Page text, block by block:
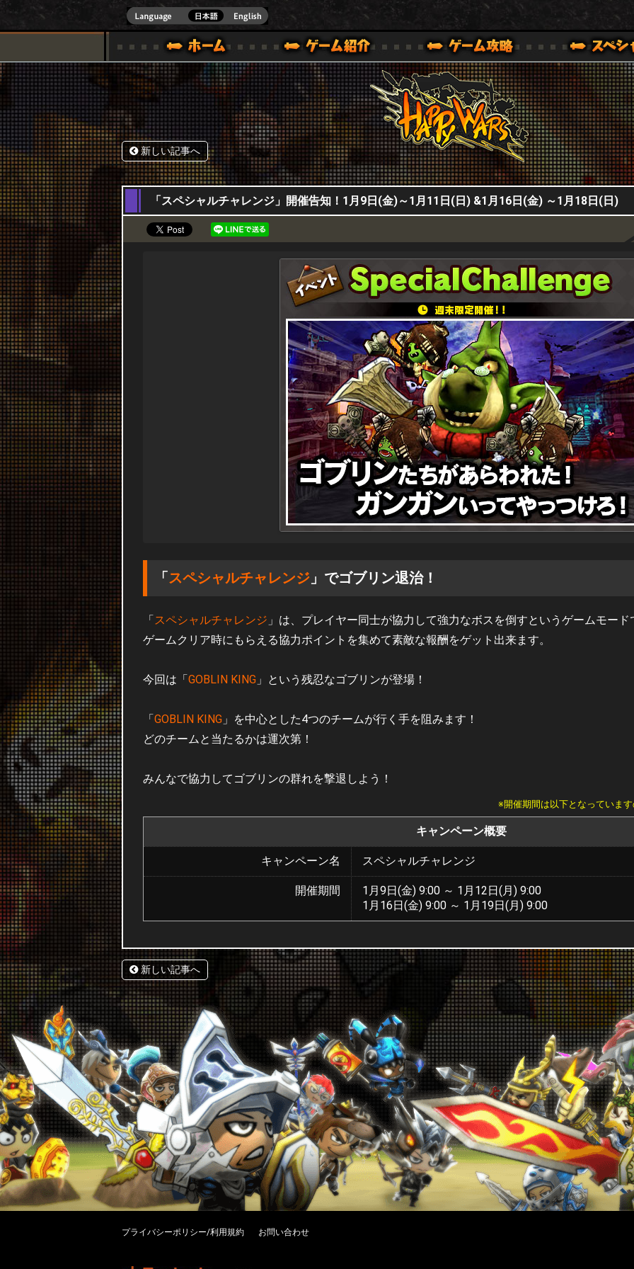
HappyWars
)公式サイト [ XBOX 360,XBOX ONE VER.]
ゲームガイド
スペシャル｜HAPPY WARS(ハッピーウォーズ)公式サイト [ XBOX 360,XBOX ONE VER.]
サポート | HAPPY WARS(ハッピーウォーズ)公式サイト [ XBOX 360,XBOX ONE VER.]
新しい記事へ
08,01,2026
「スペシャルチャレンジ」開催告知！1月9日(金)～1月11日(日) &1月16日(金) ～1月18日(日)
「 スペシャルチャレンジ」でゴブリン退治！
「 スペシャルチャレンジ 」は、プレイヤー同士が協力して強力なボスを倒すというゲームモード
ゲームクリア時にもらえる協力ポイントを集めて素敵な報酬をゲット出来ます。
今回は「 GOBLIN KING 」という残忍なゴブリンが登場！
「 GOBLIN KING 」を中心とした4つのチームが行く手を阻みます！
どのチームと当たるかは運次第！
みんなで協力してゴブリンの群れを撃退しよう！
※開催期間は以下となっていま
キャンペーン概要
キャンペーン名 スペシャルチャレンジ
開催期間
1月9日(金) 9:00 ～ 1月12日(月) 9:00
1月16日(金) 9:00 ～ 1月19日(月) 9:00
新しい記事へ
プライバシーポリシー/利用規約 お問い合わせ